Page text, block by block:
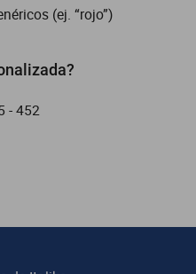
(ej. “rojo”)
- 452